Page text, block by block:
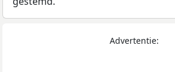
Advertentie: